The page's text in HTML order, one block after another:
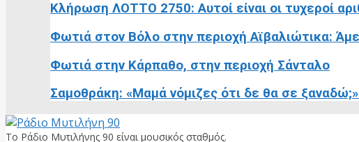
Κλήρωση ΛΟΤΤΟ 2750: Αυτοί είναι οι τυχεροί
Φωτιά στον Βόλο στην περιοχή Αϊβαλιώτικα:
Φωτιά στην Κάρπαθο, στην περιοχή Σάνταλο
Σαμοθράκη: «Μαμά νόμιζες ότι δε θα σε
Το Ράδιο Μυτιλήνης 90 είναι μουσικός σταθμός.